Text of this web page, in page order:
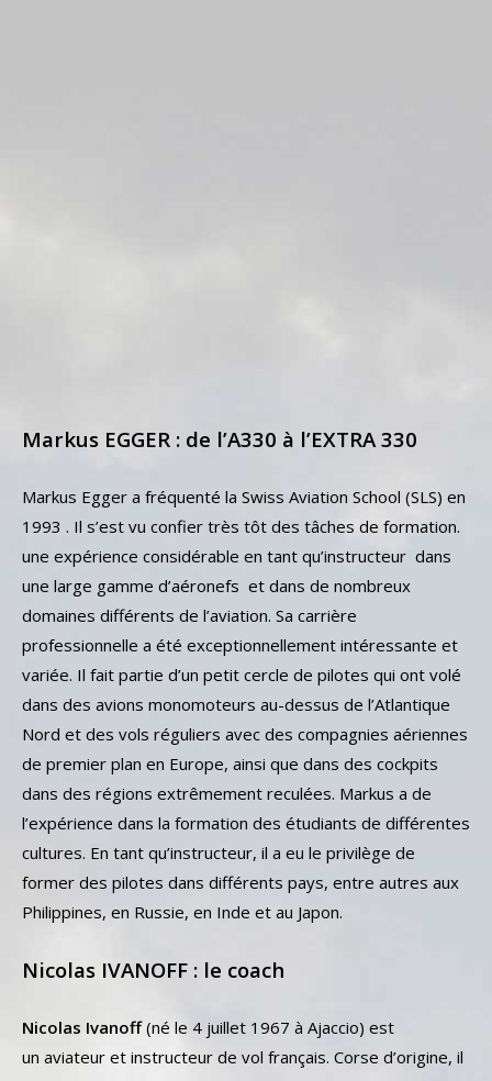
Markus EGGER : de l’A330 à l’EXTRA 330
Markus Egger a fréquenté la Swiss Aviation School (SLS) en
1993 . Il s’est vu confier très tôt des tâches de formation.
une expérience considérable en tant qu’instructeur dans
une large gamme d’aéronefs et dans de nombreux
domaines différents de l’aviation. Sa carrière
professionnelle a été exceptionnellement intéressante et
variée. Il fait partie d’un petit cercle de pilotes qui ont volé
dans des avions monomoteurs au-dessus de l’Atlantique
Nord et des vols réguliers avec des compagnies aériennes
de premier plan en Europe, ainsi que dans des cockpits
dans des régions extrêmement reculées. Markus a de
l’expérience dans la formation des étudiants de différentes
cultures. En tant qu’instructeur, il a eu le privilège de
former des pilotes dans différents pays, entre autres aux
Philippines, en Russie, en Inde et au Japon.
Nicolas IVANOFF : le coach
Nicolas Ivanoff(né le 4 juillet 1967 à Ajaccio) est
un aviateur et instructeur de vol français. Corse d’origine, il